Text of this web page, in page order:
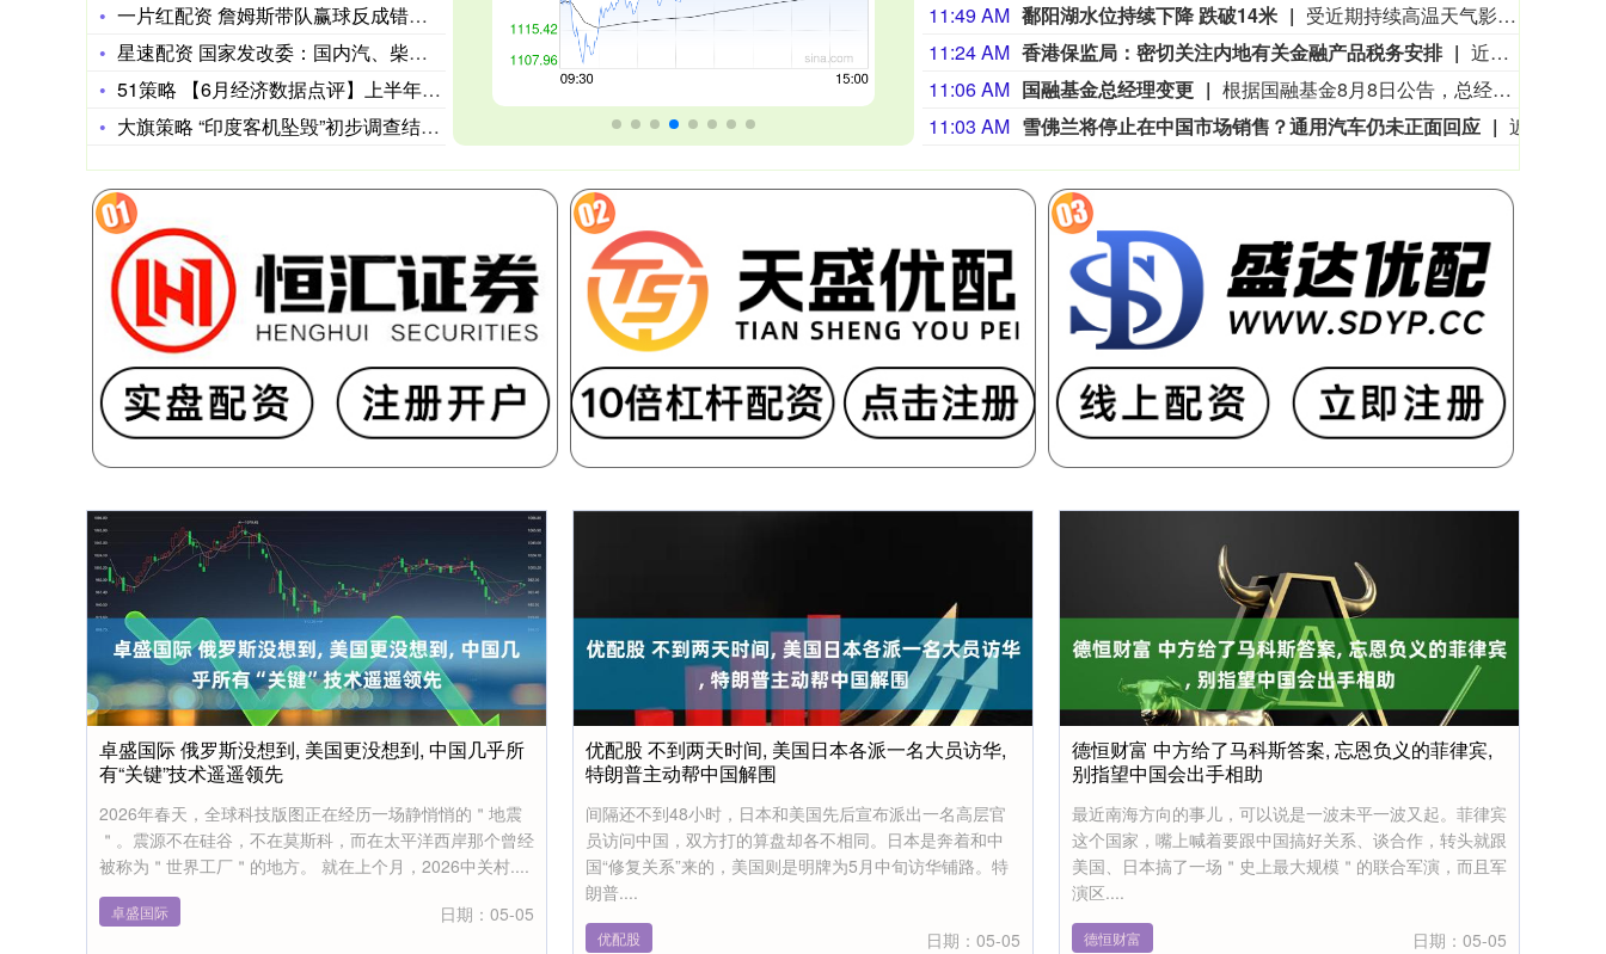
一片红配资 詹姆斯带队赢球反成错？湖人内部最荒诞的现实
星速配资 国家发改委：国内汽、柴油价格每吨分别降低130元和
51策略 【6月经济数据点评】上半年经济增速基本符合预期
大旗策略 “印度客机坠毁”初步调查结果曝光，知情人：调查聚焦
11:49 AM 鄱阳湖水位持续下降 跌破14米
受近期持续高温天气影响，我国最大淡水湖鄱阳湖水位快速下降。截至8月8日8时，鄱阳湖标志性水文站星子站水位下降至13.97米，较昨日下降0.13米，鄱阳湖湖口站水位下降至13.84米，湖区两岸退水痕迹明显。（央视新闻）
11:24 AM 香港保监局：密切关注内地有关金融产品税务安排
近期报道称中国内地税务居民购买香港保险的收益被纳入征税范围。对此，香港保险监管局回应记者称，政府和保监局正密切注意内地有关金融产品税务安排的最新发展，同时会与业界保持紧密沟通。中国居民就境外投资收益必须依法申报及缴税的要求一直存在，市场不用过度解读或作出揣测。香港保险市场发展成熟，产品设计灵活先进，可提供货币选择、环球资产配置、人生规划、财富传承等专业服务，相信对内地客户有一定吸引力。（财联社)
11:06 AM 国融基金总经理变更
根据国融基金8月8日公告，总经理毛灵俊因个人原因离任，总经理职位暂由张圆辉代任。根据国融基金安排，该公司董事会选举韩光华拟任公司总经理，待韩光华完成相关程序后履职。
11:03 AM 雪佛兰将停止在中国市场销售？通用汽车仍未正面回应
卓盛国际 俄罗斯没想到, 美国更没想到, 中国几乎所
有“关键”技术遥遥领先
2026年春天，全球科技版图正在经历一场静悄悄的＂地震
＂。震源不在硅谷，不在莫斯科，而在太平洋西岸那个曾经
被称为＂世界工厂＂的地方。 就在上个月，2026中关村....
卓盛国际 日期：05-05
优配股 不到两天时间, 美国日本各派一名大员访华,
特朗普主动帮中国解围
间隔还不到48小时，日本和美国先后宣布派出一名高层官
员访问中国，双方打的算盘却各不相同。日本是奔着和中
国“修复关系”来的，美国则是明牌为5月中旬访华铺路。特
朗普....
优配股 日期：05-05
德恒财富 中方给了马科斯答案, 忘恩负义的菲律宾,
别指望中国会出手相助
最近南海方向的事儿，可以说是一波未平一波又起。菲律宾
这个国家，嘴上喊着要跟中国搞好关系、谈合作，转头就跟
美国、日本搞了一场＂史上最大规模＂的联合军演，而且军
演区....
德恒财富 日期：05-05